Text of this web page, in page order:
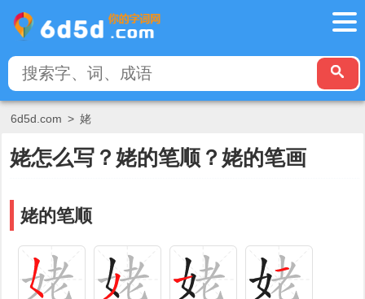
6d5d.com > 姥
姥怎么写？姥的笔顺？姥的笔画
姥的笔顺